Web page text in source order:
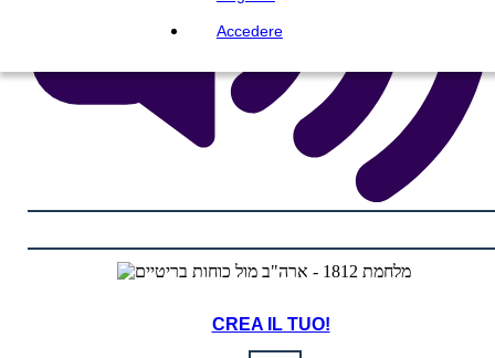
Accedere
CREA IL TUO!